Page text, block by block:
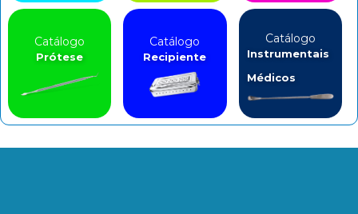
Catálogo
Prótese
Catálogo
Recipiente
Catálogo
Instrumentais
Médicos